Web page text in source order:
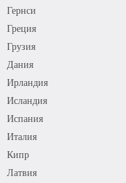
Гернси
Греция
Грузия
Дания
Ирландия
Исландия
Испания
Италия
Кипр
Латвия